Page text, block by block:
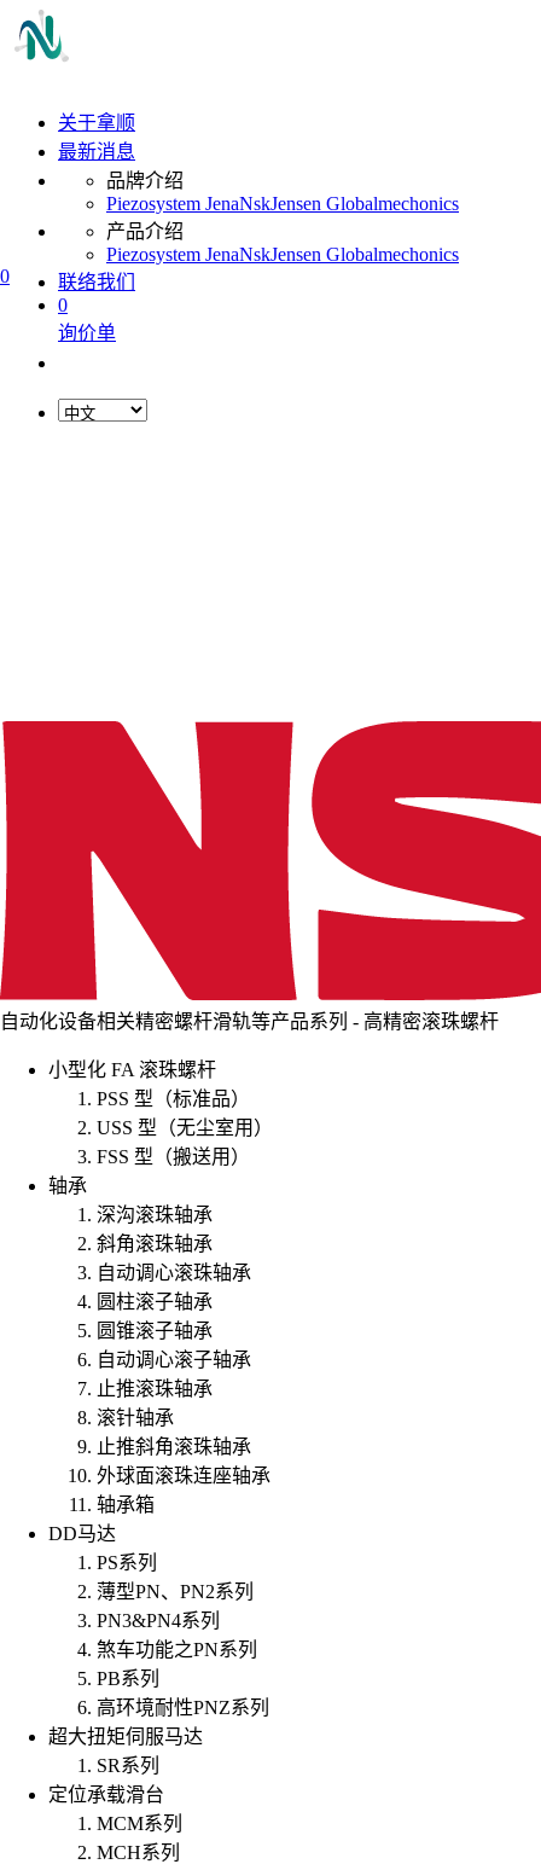
0
关于拿顺
最新消息
品牌介绍
Piezosystem JenaNskJensen Globalmechonics
产品介绍
Piezosystem JenaNskJensen Globalmechonics
联络我们
0
询价单
自动化设备相关精密螺杆滑轨等产品系列 - 高精密滚珠螺杆
小型化 FA 滚珠螺杆
PSS 型（标准品）
USS 型（无尘室用）
FSS 型（搬送用）
轴承
深沟滚珠轴承
斜角滚珠轴承
自动调心滚珠轴承
圆柱滚子轴承
圆锥滚子轴承
自动调心滚子轴承
止推滚珠轴承
滚针轴承
止推斜角滚珠轴承
外球面滚珠连座轴承
轴承箱
DD马达
PS系列
薄型PN、PN2系列
PN3&PN4系列
煞车功能之PN系列
PB系列
高环境耐性PNZ系列
超大扭矩伺服马达
SR系列
定位承载滑台
MCM系列
MCH系列